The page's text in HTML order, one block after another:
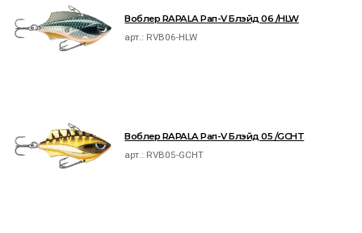
Воблер RAPALA Рап-V Блэйд 06 /HLW
арт.: RVB06-HLW
Воблер RAPALA Рап-V Блэйд 05 /GCHT
арт.: RVB05-GCHT